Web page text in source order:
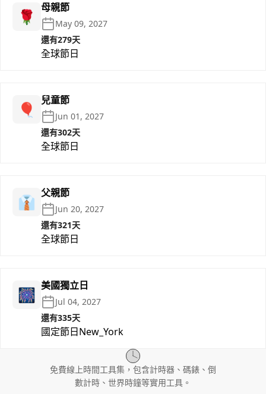
🌹 母親節
May 09, 2027
還有279天
全球節日
🎈 兒童節
Jun 01, 2027
還有302天
全球節日
👔 父親節
Jun 20, 2027
還有321天
全球節日
🎆 美國獨立日
Jul 04, 2027
還有335天
國定節日New_York
免費線上時間工具集，包含計時器、碼錶、倒
數計時、世界時鐘等實用工具。